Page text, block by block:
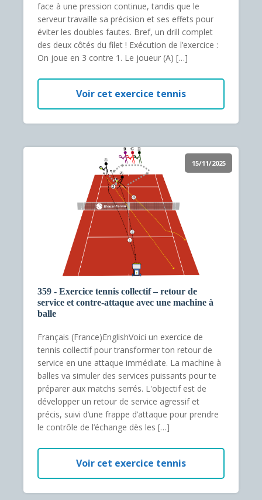
face à une pression continue, tandis que le
serveur travaille sa précision et ses effets pour
éviter les doubles fautes. Bref, un drill complet
des deux côtés du filet ! Exécution de l’exercice :
On joue en 3 contre 1. Le joueur (A) […]
Voir cet exercice tennis
15/11/2025
359 - Exercice tennis collectif – retour de
service et contre-attaque avec une machine à
balle
Français (France)EnglishVoici un exercice de
tennis collectif pour transformer ton retour de
service en une attaque immédiate. La machine à
balles va simuler des services puissants pour te
préparer aux matchs serrés. L'objectif est de
développer un retour de service agressif et
précis, suivi d’une frappe d’attaque pour prendre
le contrôle de l’échange dès les […]
Voir cet exercice tennis